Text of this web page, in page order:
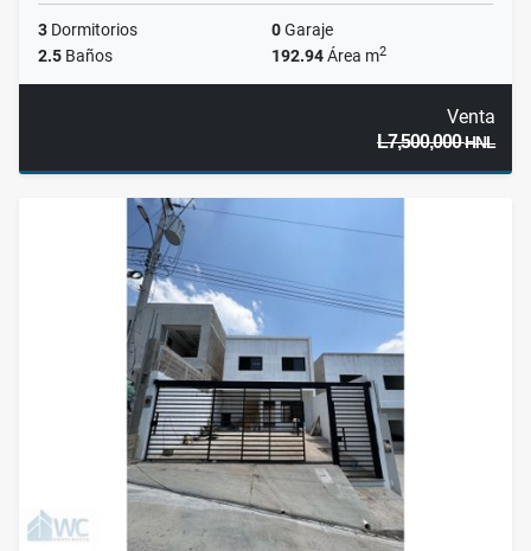
3 Dormitorios 0Garaje
2.5 Baños 192.94Área m2
Venta
L7,500,000HNL